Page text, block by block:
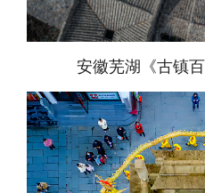
安徽芜湖《古镇百